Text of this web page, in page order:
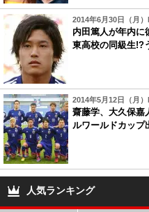
2014年6月30日（月
内田篤人が年内に
東高校の同級生!?
2014年5月12日（月
齋藤学、大久保嘉
ルワールドカップ
人気ランキング